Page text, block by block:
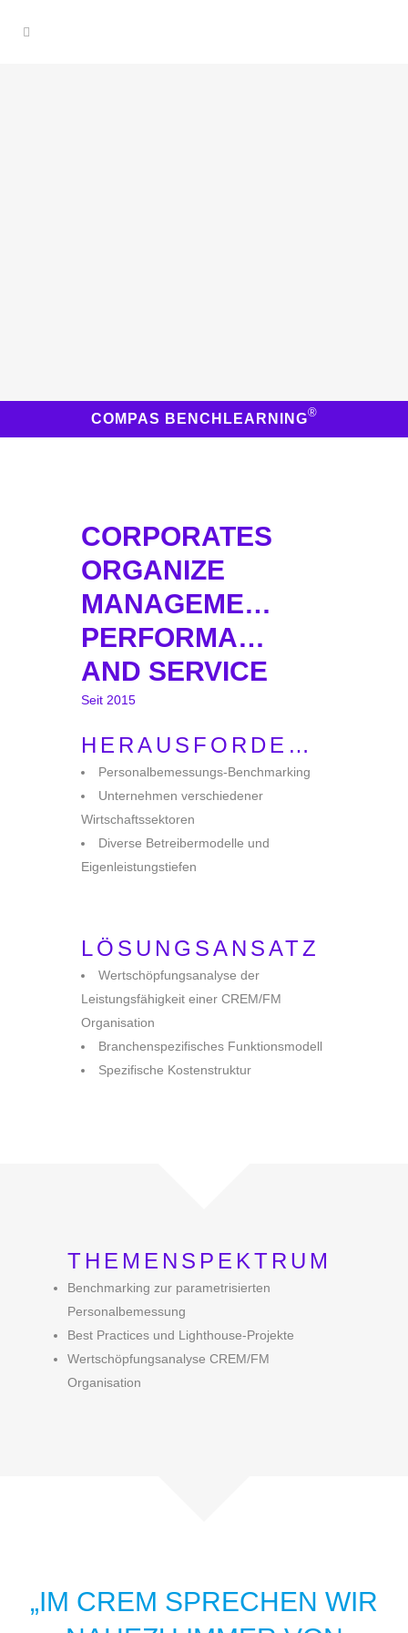
COMPAS BENCHLEARNING®
CORPORATES
ORGANIZE
MANAGEMENT
PERFORMANCE
AND SERVICE
Seit 2015
HERAUSFORDERUNG
Personalbemessungs-Benchmarking
Unternehmen verschiedener
Wirtschaftssektoren
Diverse Betreibermodelle und
Eigenleistungstiefen
LÖSUNGSANSATZ
Wertschöpfungsanalyse der
Leistungsfähigkeit einer CREM/FM
Organisation
Branchenspezifisches Funktionsmodell
Spezifische Kostenstruktur
THEMENSPEKTRUM
Benchmarking zur parametrisierten
Personalbemessung
Best Practices und Lighthouse-Projekte
Wertschöpfungsanalyse CREM/FM
Organisation
„IM CREM SPRECHEN WIR